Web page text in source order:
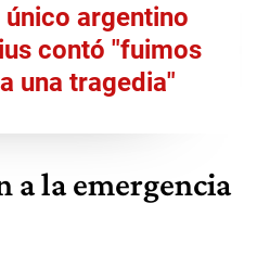
argentino
contó "fuimos
una tragedia"
a la emergencia